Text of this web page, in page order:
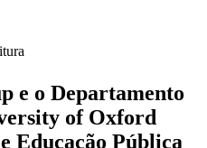
sua região
AlphavilleBairro
e o Departamento
of Oxford
Educação Pública